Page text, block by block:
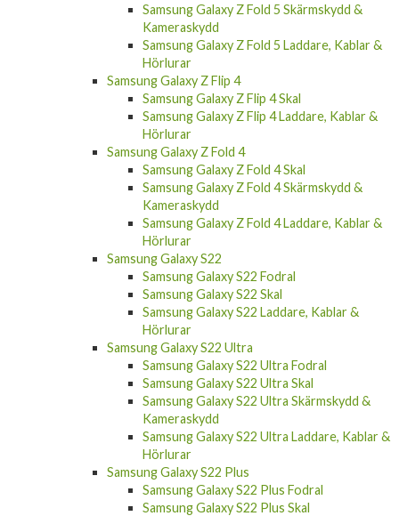
Samsung Galaxy Z Fold 5 Skärmskydd &
Kameraskydd
Samsung Galaxy Z Fold 5 Laddare, Kablar &
Hörlurar
Samsung Galaxy Z Flip 4
Samsung Galaxy Z Flip 4 Skal
Samsung Galaxy Z Flip 4 Laddare, Kablar &
Hörlurar
Samsung Galaxy Z Fold 4
Samsung Galaxy Z Fold 4 Skal
Samsung Galaxy Z Fold 4 Skärmskydd &
Kameraskydd
Samsung Galaxy Z Fold 4 Laddare, Kablar &
Hörlurar
Samsung Galaxy S22
Samsung Galaxy S22 Fodral
Samsung Galaxy S22 Skal
Samsung Galaxy S22 Laddare, Kablar &
Hörlurar
Samsung Galaxy S22 Ultra
Samsung Galaxy S22 Ultra Fodral
Samsung Galaxy S22 Ultra Skal
Samsung Galaxy S22 Ultra Skärmskydd &
Kameraskydd
Samsung Galaxy S22 Ultra Laddare, Kablar &
Hörlurar
Samsung Galaxy S22 Plus
Samsung Galaxy S22 Plus Fodral
Samsung Galaxy S22 Plus Skal